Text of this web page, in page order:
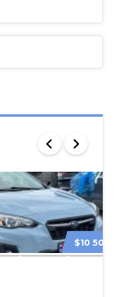
$10 500